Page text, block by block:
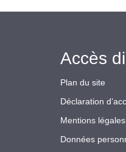
Accès
Plan du site
Déclaration
Mentions légales
Données